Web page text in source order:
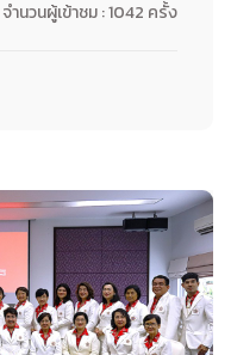
จำนวนผู้เข้าชม : 1042 ครั้ง